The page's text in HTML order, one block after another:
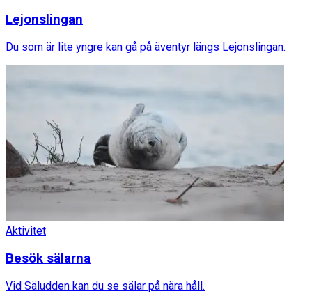
Lejonslingan
Du som är lite yngre kan gå på äventyr längs Lejonslingan.
Aktivitet
Besök sälarna
Vid Säludden kan du se sälar på nära håll.